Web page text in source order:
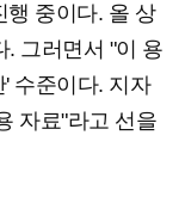
행 중이다. 올 상
. 그러면서 "이 용
수준이다. 지자
자료"라고 선을